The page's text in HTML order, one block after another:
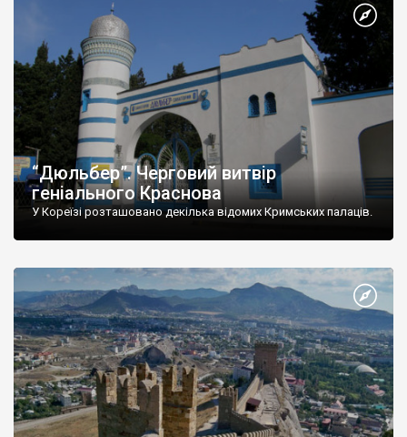
“Дюльбер”. Черговий витвір
геніального Краснова
У Кореїзі розташовано декілька відомих Кримських палаців.